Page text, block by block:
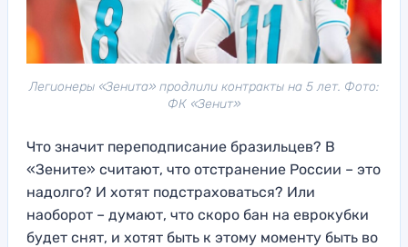
Легионеры «Зенита» продлили контракты на 5 лет. Фото:
ФК «Зенит»
Что значит переподписание бразильцев? В
«Зените» считают, что отстранение России – это
надолго? И хотят подстраховаться? Или
наоборот – думают, что скоро бан на еврокубки
будет снят, и хотят быть к этому моменту быть во